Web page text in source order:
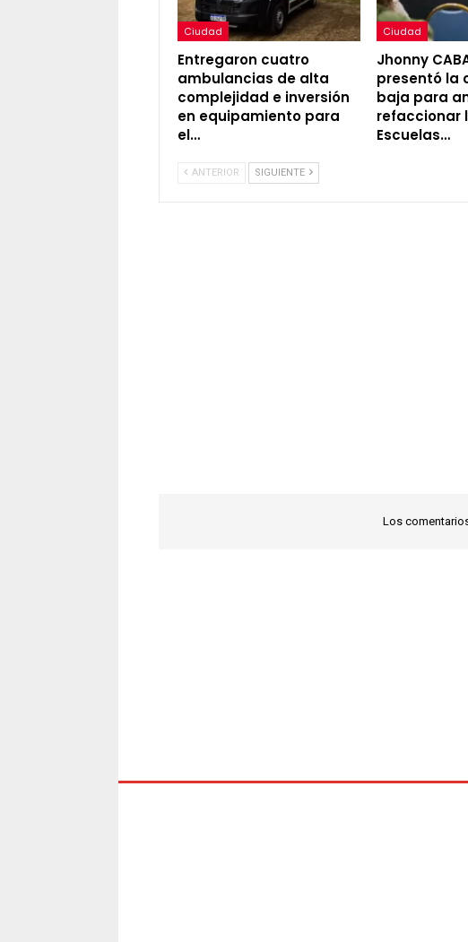
Ciudad
Entregaron cuatro
ambulancias de alta
complejidad e inversión
en equipamiento para
el…
Ciudad
Jhonny
presentó la
baja para
refaccionar
Escuelas…
ANTERIOR SIGUIENTE
Los